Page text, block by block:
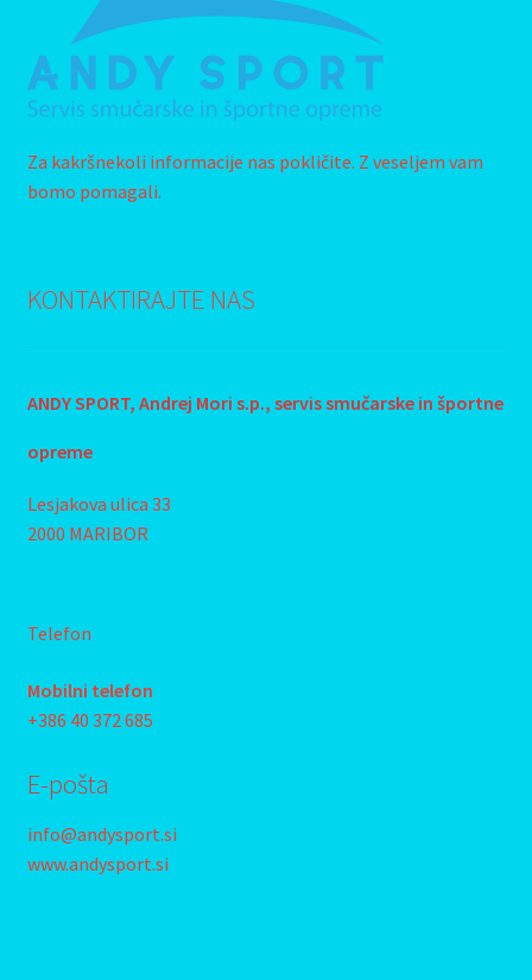
Za kakršnekoli informacije nas pokličite. Z veseljem vam
bomo pomagali.
KONTAKTIRAJTE NAS
ANDY SPORT, Andrej Mori s.p., servis smučarske in športne
opreme
Lesjakova ulica 33
2000 MARIBOR
Telefon
Mobilni telefon
+386 40 372 685
E-pošta
info@andysport.si
www.andysport.si